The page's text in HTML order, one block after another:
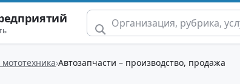
Автозапчасти – производство, продажа